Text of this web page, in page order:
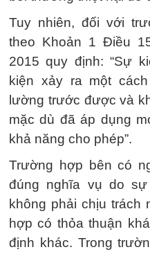
Tuy nhiên, đối với
theo Khoản 1 Điều
2015 quy định: “Sự
kiện xảy ra một
lường trước được và
mặc dù đã áp dụng
khả năng cho phép”.
Trường hợp bên có
đúng nghĩa vụ do
không phải chịu trách
hợp có thỏa thuận
định khác. Trong